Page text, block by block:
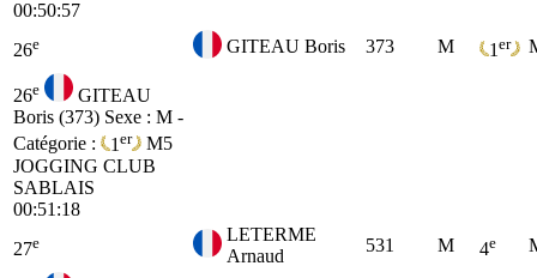
00:50:57
26e GITEAU Boris 373 M 1 er
26e
GITEAU
Boris (373) Sexe : M -
Catégorie :
1 er
M5
JOGGING CLUB
SABLAIS
00:51:18
27e
LETERME
Arnaud
531 M 4e